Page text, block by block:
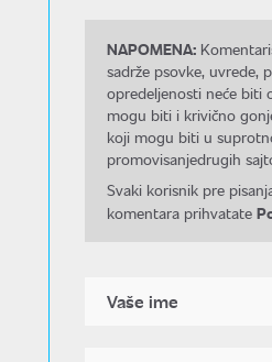
NAPOMENA:
sadrže psovke, uvrede,
opredeljenosti neće biti
mogu biti i krivično
koji mogu biti u
promovisanjedrugih
Svaki korisnik pre
komentara prihvatate